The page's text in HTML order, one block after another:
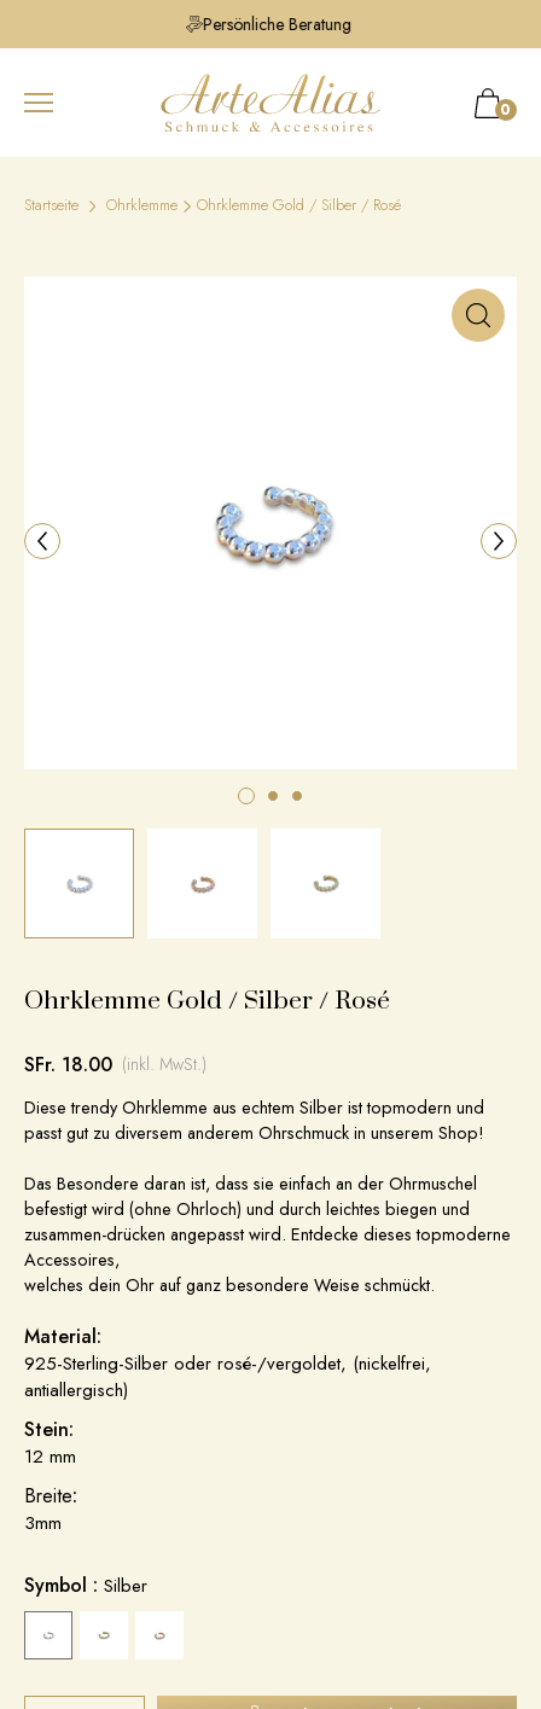
Persönliche Beratung
0
Startseite Ohrklemme Ohrklemme Gold / Silber / Rosé
Ohrklemme Gold / Silber / Rosé
SFr. 18.00 (inkl. MwSt.)
Diese trendy Ohrklemme aus echtem Silber ist topmodern und
passt gut zu diversem anderem Ohrschmuck in unserem Shop!
Das Besondere daran ist, dass sie einfach an der Ohrmuschel
befestigt wird (ohne Ohrloch) und durch leichtes biegen und
zusammen-drücken angepasst wird. Entdecke dieses topmoderne
Accessoires,
welches dein Ohr auf ganz besondere Weise schmückt.
Material:
925-Sterling-Silber oder rosé-/vergoldet, (nickelfrei,
antiallergisch)
Stein:
12 mm
Breite:
3mm
Symbol : Silber